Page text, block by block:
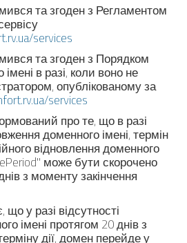
та згоден з Регламентом
services
та згоден з Порядком
в разі, коли воно не
опублікованому за
services
про те, що в разі
доменного імені, термін
відновлення доменного
може бути скорочено
з моменту закінчення
у разі відсутності
імені протягом 20 днів з
дії, домен перейде у